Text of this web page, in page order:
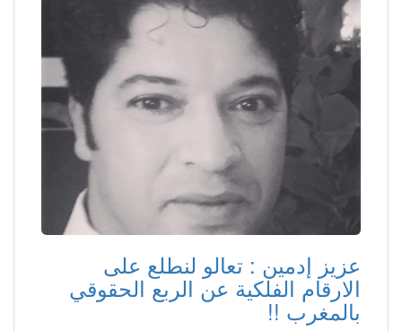
عزيز إدمين : تعالو لنطلع على
الارقام الفلكية عن الربع الحقوقي
بالمغرب !!